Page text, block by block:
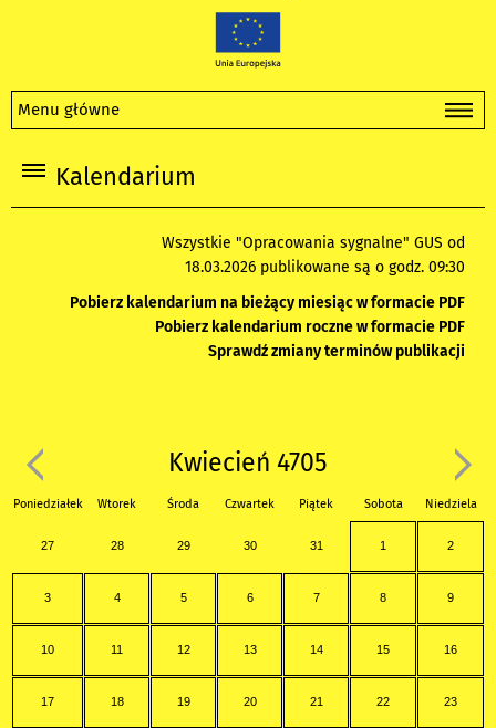
Menu główne
Kalendarium
Wszystkie "Opracowania sygnalne" GUS od
18.03.2026 publikowane są o godz. 09:30
Pobierz kalendarium na bieżący miesiąc w formacie PDF
Pobierz kalendarium roczne w formacie PDF
Sprawdź zmiany terminów publikacji
Kwiecień 4705
Poniedziałek Wtorek Środa Czwartek Piątek Sobota Niedziela
27 28 29 30 31 1 2
3 4 5 6 7 8 9
10 11 12 13 14 15 16
17 18 19 20 21 22 23